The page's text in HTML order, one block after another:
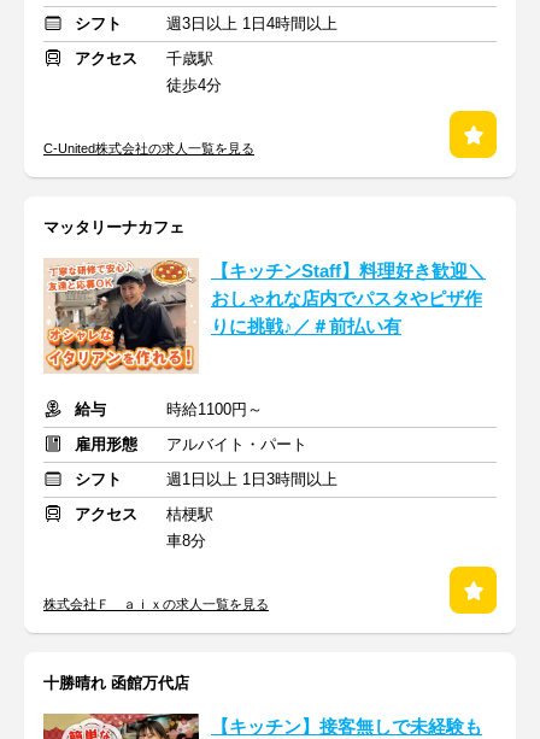
シフト
週3日以上 1日4時間以上
アクセス
千歳駅
徒歩4分
C‐United株式会社の求人一覧を見る
マッタリーナカフェ
【キッチンStaff】料理好き歓迎＼
おしゃれな店内でパスタやピザ作
りに挑戦♪／＃前払い有
給与
時給1100円～
雇用形態
アルバイト・パート
シフト
週1日以上 1日3時間以上
アクセス
桔梗駅
車8分
株式会社Ｆ ａｉｘの求人一覧を見る
十勝晴れ 函館万代店
【キッチン】接客無しで未経験も